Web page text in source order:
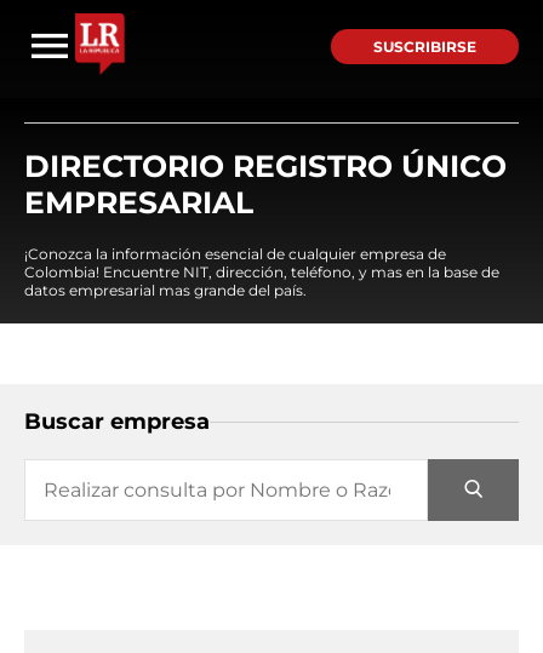
SUSCRIBIRSE
DIRECTORIO REGISTRO ÚNICO
EMPRESARIAL
¡Conozca la información esencial de cualquier empresa de
Colombia! Encuentre NIT, dirección, teléfono, y mas en la base de
datos empresarial mas grande del país.
Buscar empresa